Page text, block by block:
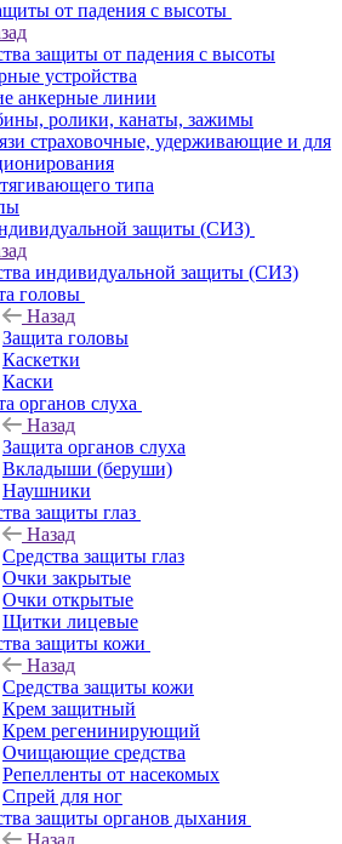
от падения с высоты
защиты от падения с высоты
устройства
анкерные линии
ролики, канаты, зажимы
страховочные, удерживающие и для
типа
защиты (СИЗ)
индивидуальной защиты (СИЗ)
головы
Назад
Защита головы
Каскетки
Каски
органов слуха
Назад
Защита органов слуха
Вкладыши (беруши)
Наушники
защиты глаз
Назад
Средства защиты глаз
Очки закрытые
Очки открытые
Щитки лицевые
защиты кожи
Назад
Средства защиты кожи
Крем защитный
Крем регенинирующий
Очищающие средства
Репелленты от насекомых
Спрей для ног
защиты органов дыхания
Назад